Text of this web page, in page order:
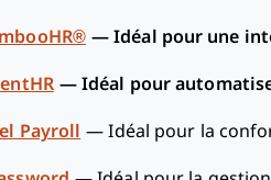
—Idéal pour une
—Idéal pour
Payroll —Idéal pour la